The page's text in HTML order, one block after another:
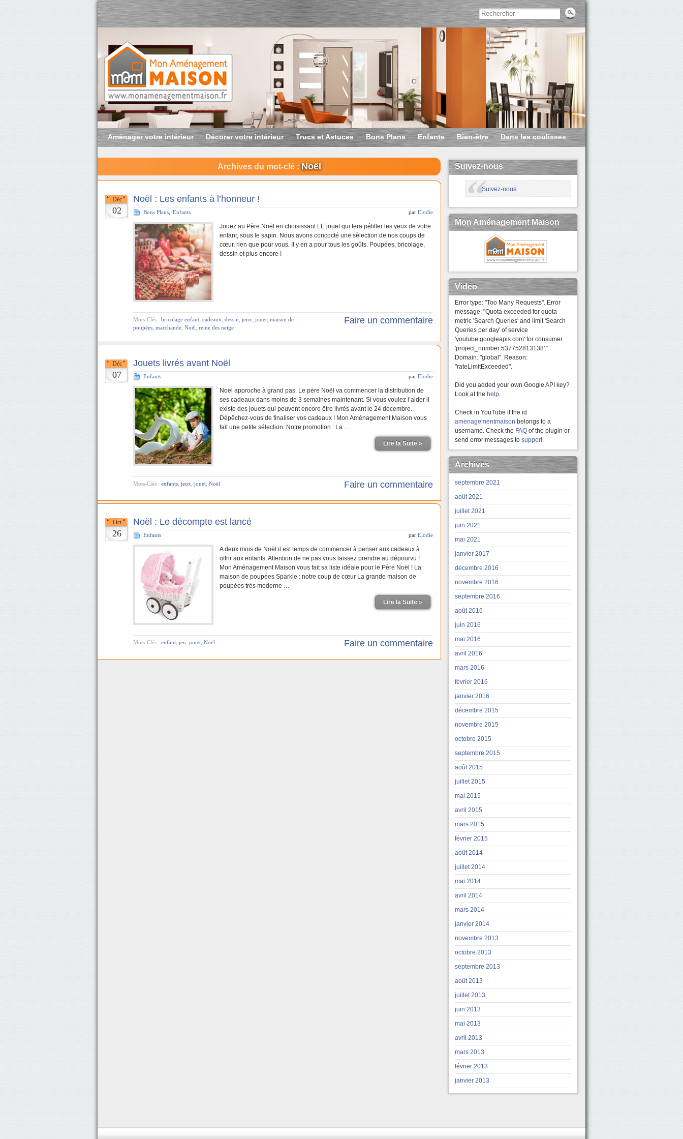
Aménager votre intérieur Décorer votre intérieur Trucs et Astuces Bons Plans Enfants Bien-être Dans les coulisses
Archives du mot-clé :Noël
Déc
02
Noël : Les enfants à l’honneur !
Bons Plans Enfants par Elodie
Jouez au Père Noël en choisissant LE jouet qui fera pétiller les yeux de votre
enfant, sous le sapin. Nous avons concocté une sélection de nos coups de
cœur, rien que pour vous. Il y en a pour tous les goûts. Poupées, bricolage,
dessin et plus encore !
Mots-Clés : bricolage enfant cadeaux dessin jeux jouet maison de
poupées marchande Noël reine des neige
Faire un commentaire
Déc
07
Jouets livrés avant Noël
Enfants par Elodie
Noël approche à grand pas. Le père Noël va commencer la distribution de
ses cadeaux dans moins de 3 semaines maintenant. Si vous voulez l’aider il
existe des jouets qui peuvent encore être livrés avant le 24 décembre.
Dépêchez-vous de finaliser vos cadeaux ! Mon Aménagement Maison vous
fait une petite sélection. Notre promotion : La …
Lire la Suite »
Mots-Clés : enfants jeux jouet Noël Faire un commentaire
Oct
26
Noël : Le décompte est lancé
Enfants par Elodie
A deux mois de Noël il est temps de commencer à penser aux cadeaux à
offrir aux enfants. Attention de ne pas vous laissez prendre au dépourvu !
Mon Aménagement Maison vous fait sa liste idéale pour le Père Noël ! La
maison de poupées Sparkle : notre coup de cœur La grande maison de
poupées très moderne …
Lire la Suite »
Mots-Clés : enfant jeu jouet Noël Faire un commentaire
Suivez-nous
Suivez-nous
Mon Aménagement Maison
Vidéo
Error type: "Too Many Requests". Error
message: "Quota exceeded for quota
metric 'Search Queries' and limit 'Search
Queries per day' of service
'youtube.googleapis.com' for consumer
'project_number:537752813138'."
Domain: "global". Reason:
"rateLimitExceeded".
Did you added your own Google API key?
Look at the help.
Check in YouTube if the id
amenagementmaison belongs to a
username. Check the FAQ of the plugin or
send error messages to support.
Archives
septembre 2021
août 2021
juillet 2021
juin 2021
mai 2021
janvier 2017
décembre 2016
novembre 2016
septembre 2016
août 2016
juin 2016
mai 2016
avril 2016
mars 2016
février 2016
janvier 2016
décembre 2015
novembre 2015
octobre 2015
septembre 2015
août 2015
juillet 2015
mai 2015
avril 2015
mars 2015
février 2015
août 2014
juillet 2014
mai 2014
avril 2014
mars 2014
janvier 2014
novembre 2013
octobre 2013
septembre 2013
août 2013
juillet 2013
juin 2013
mai 2013
avril 2013
mars 2013
février 2013
janvier 2013